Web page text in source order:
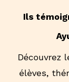
Ils
Découvrez
élèves,